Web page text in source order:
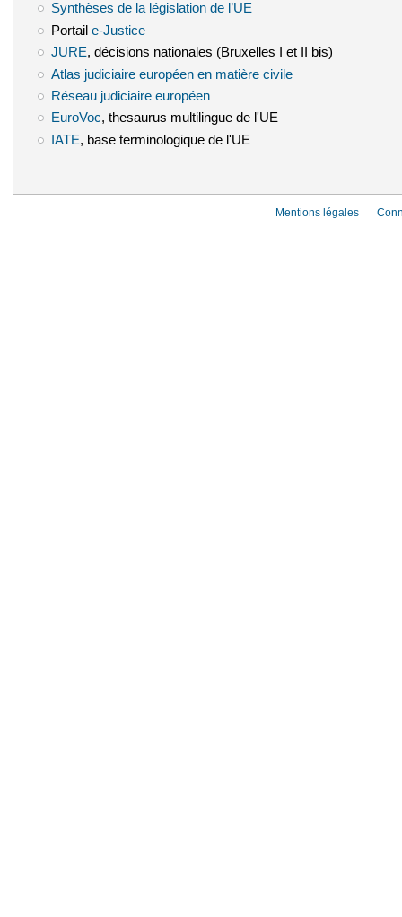
Synthèses de la législation de l’UE
Portail e-Justice(le lien est externe)
JURE(le lien est externe)
, décisions nationales (Bruxelles I et II bis)
Atlas judiciaire européen en matière civile(le lien est externe)
Réseau judiciaire européen(le lien est externe)
EuroVoc(le lien est externe)
, thesaurus multilingue de l'UE
IATE (le lien est externe)
, base terminologique de l'UE
Mentions légales